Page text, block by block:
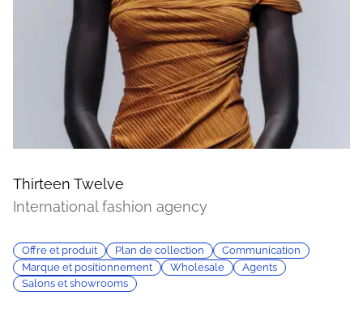
Thirteen Twelve
International fashion agency
Offre et produit Plan de collection
Communication
Marque et positionnement
Wholesale
Agents
Salons et showrooms